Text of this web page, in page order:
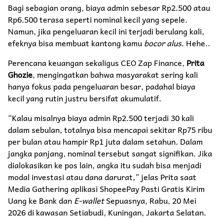
​Bagi sebagian orang, biaya admin sebesar Rp2.500 atau
Rp6.500 terasa seperti nominal kecil yang sepele.
Namun, jika pengeluaran kecil ini terjadi berulang kali,
efeknya bisa membuat kantong kamubocor alus. Hehe..
​Perencana keuangan sekaligus CEO Zap Finance, Prita
Ghozie, mengingatkan bahwa masyarakat sering kali
hanya fokus pada pengeluaran besar, padahal biaya
kecil yang rutin justru bersifat akumulatif.
​“Kalau misalnya biaya admin Rp2.500 terjadi 30 kali
dalam sebulan, totalnya bisa mencapai sekitar Rp75 ribu
per bulan atau hampir Rp1 juta dalam setahun. Dalam
jangka panjang, nominal tersebut sangat signifikan. Jika
dialokasikan ke pos lain, angka itu sudah bisa menjadi
modal investasi atau dana darurat,” jelas Prita saat
Media Gathering aplikasi ShopeePay Pasti Gratis Kirim
Uang ke Bank danE-walletSepuasnya, Rabu, 20 Mei
2026 di kawasan Setiabudi, Kuningan, Jakarta Selatan.